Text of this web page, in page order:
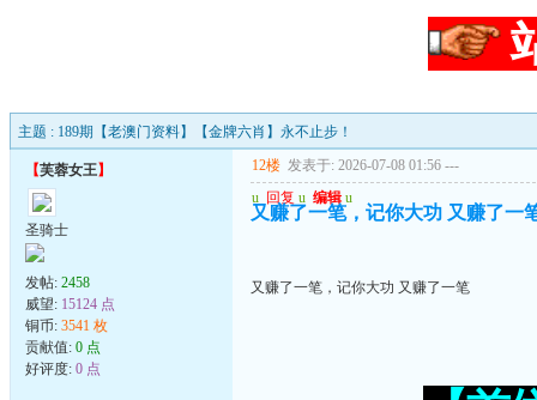
主题 : 189期【老澳门资料】【金牌六肖】永不止步！
【芙蓉女王】
圣骑士
发帖: 2458
威望: 15124 点
铜币: 3541 枚
贡献值: 0 点
好评度: 0 点
12楼 发表于: 2026-07-08 01:56 ---
u 回复 u 编辑 u
又赚了一笔，记你大功 又赚了一
又赚了一笔，记你大功 又赚了一笔